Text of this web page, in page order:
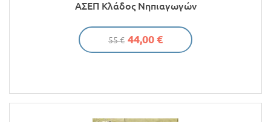
ΑΣΕΠ Κλάδος Νηπιαγωγών
55 € 44,00 €